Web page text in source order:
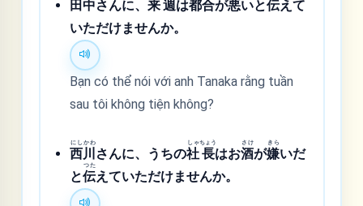
田中さんに、来週は都合が悪いと伝えて
いただけませんか。
Bạn có thể nói với anh Tanaka rằng tuần
sau tôi không tiện không?
西
にし
川
かわ
さんに、うちの社
しゃ
長
ちょう
はお酒
さけ
が嫌
きら
いだ
と伝
つた
えていただけませんか。